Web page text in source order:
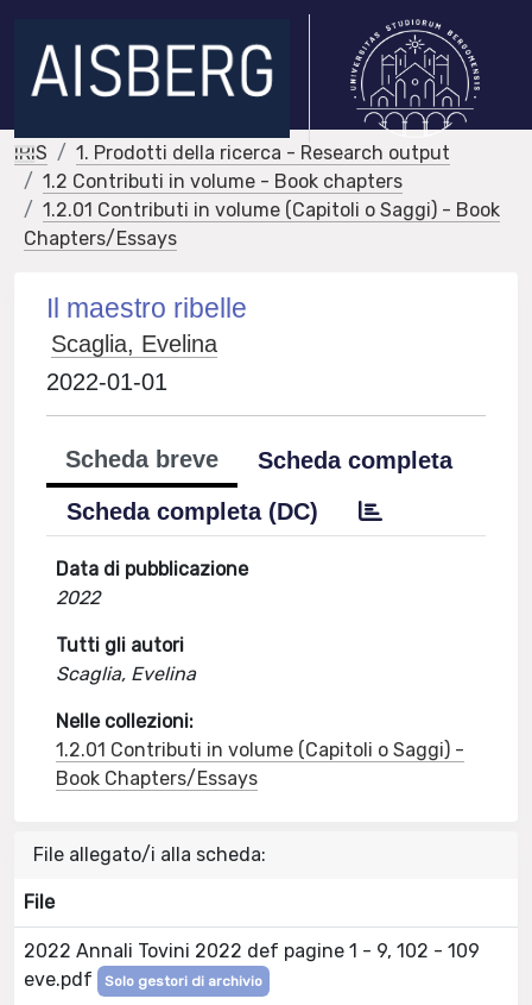
IRIS
1. Prodotti della ricerca - Research output
1.2 Contributi in volume - Book chapters
1.2.01 Contributi in volume (Capitoli o Saggi) - Book
Chapters/Essays
Il maestro ribelle
Scaglia, Evelina
2022-01-01
Scheda breve
Scheda completa
Scheda completa (DC)
Data di pubblicazione
2022
Tutti gli autori
Scaglia, Evelina
Nelle collezioni:
1.2.01 Contributi in volume (Capitoli o Saggi) -
Book Chapters/Essays
File allegato/i alla scheda:
File
2022 Annali Tovini 2022 def pagine 1 - 9, 102 - 109
eve.pdf
Solo gestori di archivio